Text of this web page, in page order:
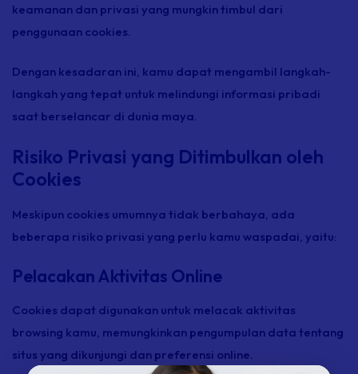
keamanan dan privasi yang mungkin timbul dari
penggunaan cookies.
Dengan kesadaran ini, kamu dapat mengambil langkah-
langkah yang tepat untuk melindungi informasi pribadi
saat berselancar di dunia maya.
Risiko Privasi yang Ditimbulkan oleh
Cookies
Meskipun cookies umumnya tidak berbahaya, ada
beberapa risiko privasi yang perlu kamu waspadai, yaitu:
Pelacakan Aktivitas Online
Cookies dapat digunakan untuk melacak aktivitas
browsing kamu, memungkinkan pengumpulan data tentang
situs yang dikunjungi dan preferensi online.